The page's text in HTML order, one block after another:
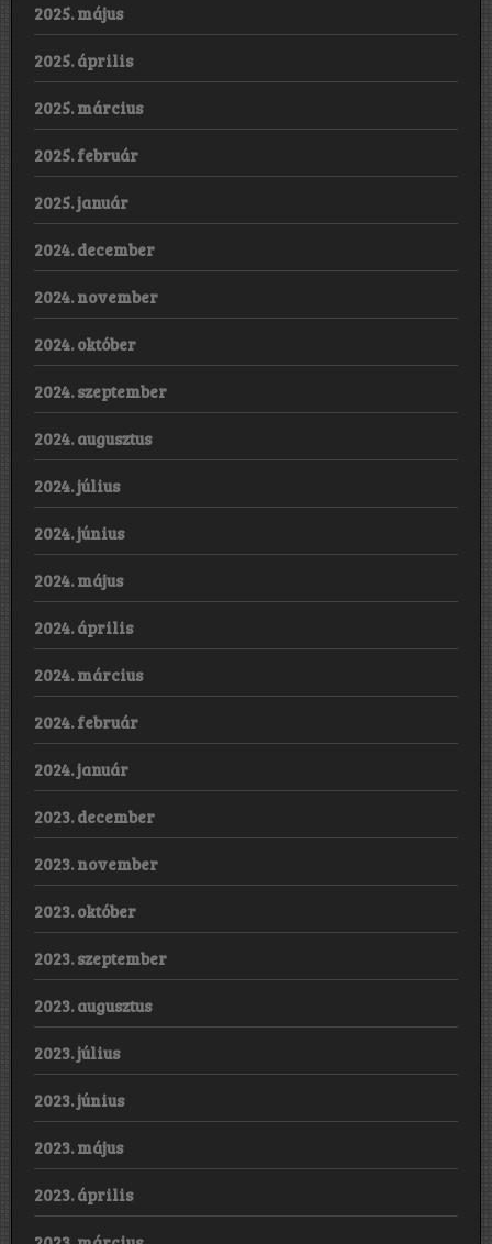
2025. május
2025. április
2025. március
2025. február
2025. január
2024. december
2024. november
2024. október
2024. szeptember
2024. augusztus
2024. július
2024. június
2024. május
2024. április
2024. március
2024. február
2024. január
2023. december
2023. november
2023. október
2023. szeptember
2023. augusztus
2023. július
2023. június
2023. május
2023. április